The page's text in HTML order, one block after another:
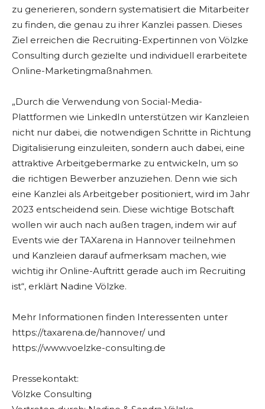
zu generieren, sondern systematisiert die Mitarbeiter
zu finden, die genau zu ihrer Kanzlei passen. Dieses
Ziel erreichen die Recruiting-Expertinnen von Völzke
Consulting durch gezielte und individuell erarbeitete
Online-Marketingmaßnahmen.
„Durch die Verwendung von Social-Media-
Plattformen wie LinkedIn unterstützen wir Kanzleien
nicht nur dabei, die notwendigen Schritte in Richtung
Digitalisierung einzuleiten, sondern auch dabei, eine
attraktive Arbeitgebermarke zu entwickeln, um so
die richtigen Bewerber anzuziehen. Denn wie sich
eine Kanzlei als Arbeitgeber positioniert, wird im Jahr
2023 entscheidend sein. Diese wichtige Botschaft
wollen wir auch nach außen tragen, indem wir auf
Events wie der TAXarena in Hannover teilnehmen
und Kanzleien darauf aufmerksam machen, wie
wichtig ihr Online-Auftritt gerade auch im Recruiting
ist“, erklärt Nadine Völzke.
Mehr Informationen finden Interessenten unter
https://taxarena.de/hannover/ und
https://www.voelzke-consulting.de
Pressekontakt:
Völzke Consulting